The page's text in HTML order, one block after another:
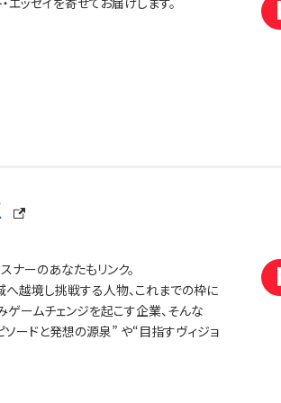
ナーのあなたもリンク。
越境し挑戦する人物、これまでの枠に
ームチェンジを起こす企業、そんな
ードと発想の源泉” や“目指すヴィジョ